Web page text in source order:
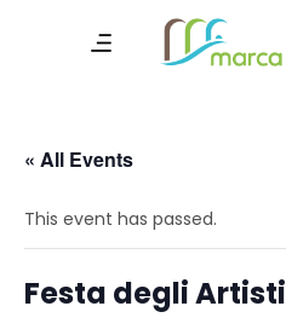
« All Events
This event has passed.
Festa degli Artisti